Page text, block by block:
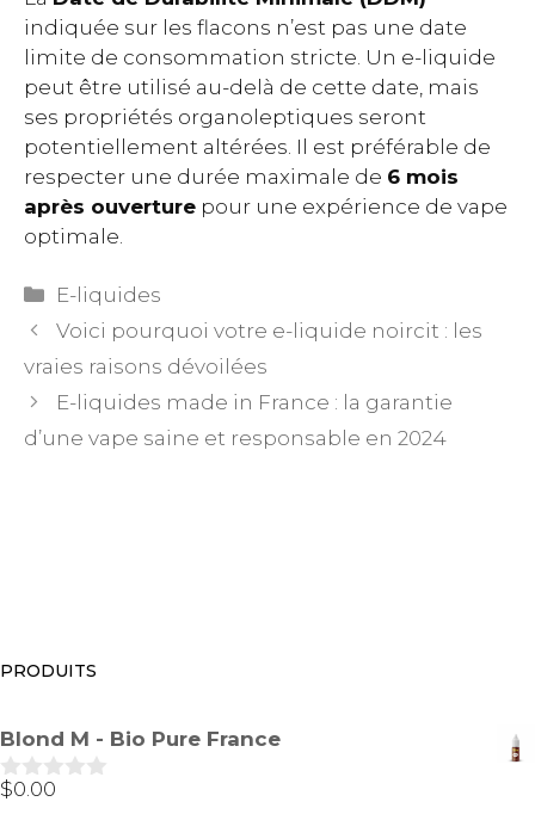
indiquée sur les flacons n’est pas une date
limite de consommation stricte. Un e-liquide
peut être utilisé au-delà de cette date, mais
ses propriétés organoleptiques seront
potentiellement altérées. Il est préférable de
respecter une durée maximale de 6 mois
après ouverture pour une expérience de vape
optimale.
Catégories
E-liquides
Voici pourquoi votre e-liquide noircit : les
vraies raisons dévoilées
E-liquides made in France : la garantie
d’une vape saine et responsable en 2024
PRODUITS
Blond M - Bio Pure France
0
$0.00